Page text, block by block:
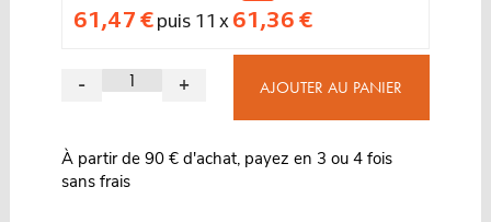
61,47 €puis 11 x 61,36 €
- + AJOUTER AU PANIER
À partir de 90 € d'achat, payez en 3 ou 4 fois
sans frais